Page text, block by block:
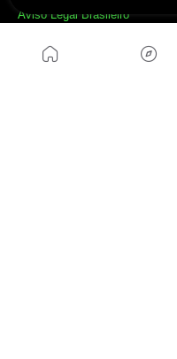
Aviso Legal Brasileiro
Política de privacidad brasileiro